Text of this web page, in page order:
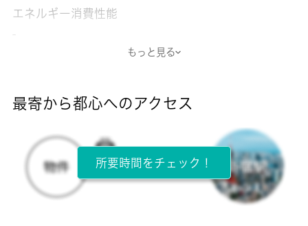
エネルギー消費性能
-
所在階
2階 / 2階建
もっと見る
最寄から都心へのアクセス
所要時間をチェック！